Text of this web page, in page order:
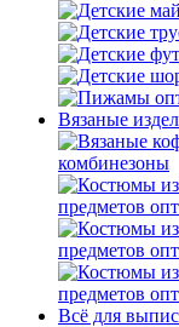
Вязаные
комбинезоны
предметов
предметов
предметов
Всё для